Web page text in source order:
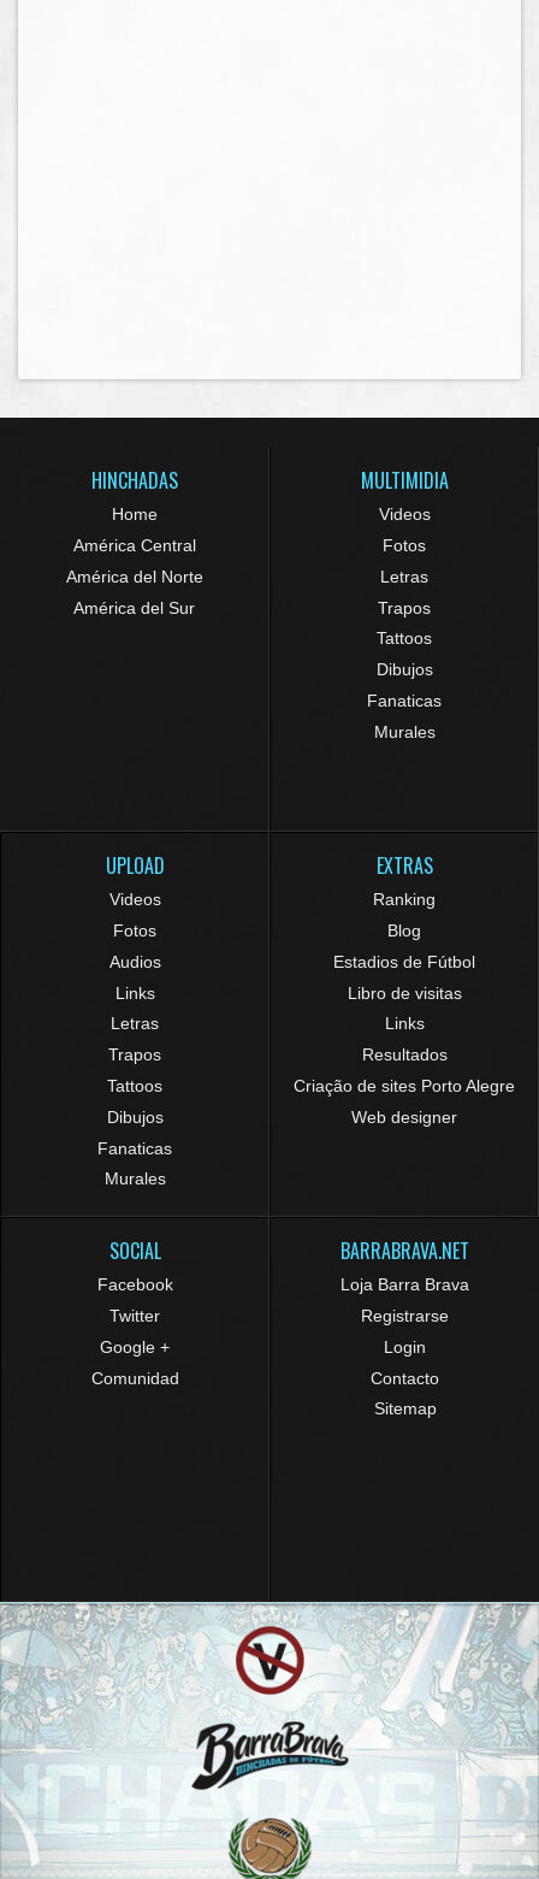
HINCHADAS
Home
América Central
América del Norte
América del Sur
MULTIMIDIA
Videos
Fotos
Letras
Trapos
Tattoos
Dibujos
Fanaticas
Murales
UPLOAD
Videos
Fotos
Audios
Links
Letras
Trapos
Tattoos
Dibujos
Fanaticas
Murales
EXTRAS
Ranking
Blog
Estadios de Fútbol
Libro de visitas
Links
Resultados
Criação de sites Porto Alegre
Web designer
SOCIAL
Facebook
Twitter
Google +
Comunidad
BARRABRAVA.NET
Loja Barra Brava
Registrarse
Login
Contacto
Sitemap